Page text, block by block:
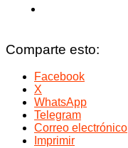
Comparte esto:
Facebook
X
WhatsApp
Telegram
Correo electrónico
Imprimir